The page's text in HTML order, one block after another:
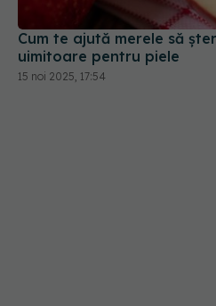
15 noi 2025, 17:54